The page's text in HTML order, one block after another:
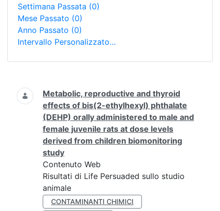
Settimana Passata (0)
Mese Passato (0)
Anno Passato (0)
Intervallo Personalizzato…
Ricerca
Metabolic, reproductive and thyroid
effects of bis(2-ethylhexyl) phthalate
(DEHP) orally administered to male and
female juvenile rats at dose levels
derived from children biomonitoring
study
Contenuto Web
Risultati di Life Persuaded sullo studio
animale
CONTAMINANTI CHIMICI